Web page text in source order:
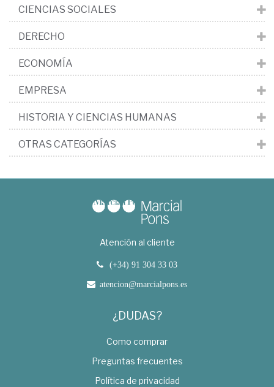
CIENCIAS SOCIALES
DERECHO
ECONOMÍA
EMPRESA
HISTORIA Y CIENCIAS HUMANAS
OTRAS CATEGORÍAS
Atención al cliente
(+34) 91 304 33 03
atencion@marcialpons.es
¿DUDAS?
Como comprar
Preguntas frecuentes
Política de privacidad